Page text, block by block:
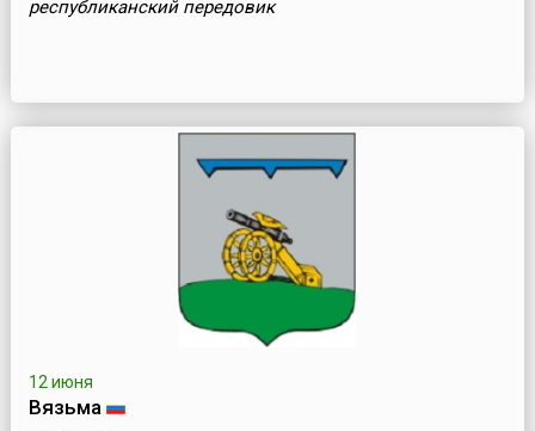
республиканский передовик
12 июня
Вязьма